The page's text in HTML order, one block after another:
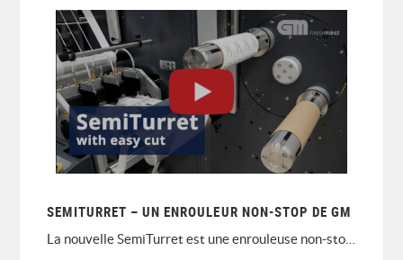
SEMITURRET – UN ENROULEUR NON-STOP DE GM